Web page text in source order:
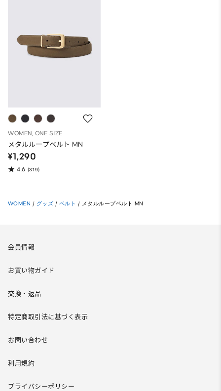
WOMEN, ONE SIZE
メタルループベルト MN
¥1,290
4.6 (319)
WOMEN / グッズ / ベルト / メタルループベルト MN
会員情報
お買い物ガイド
交換・返品
特定商取引法に基づく表示
お問い合わせ
利用規約
プライバシーポリシー